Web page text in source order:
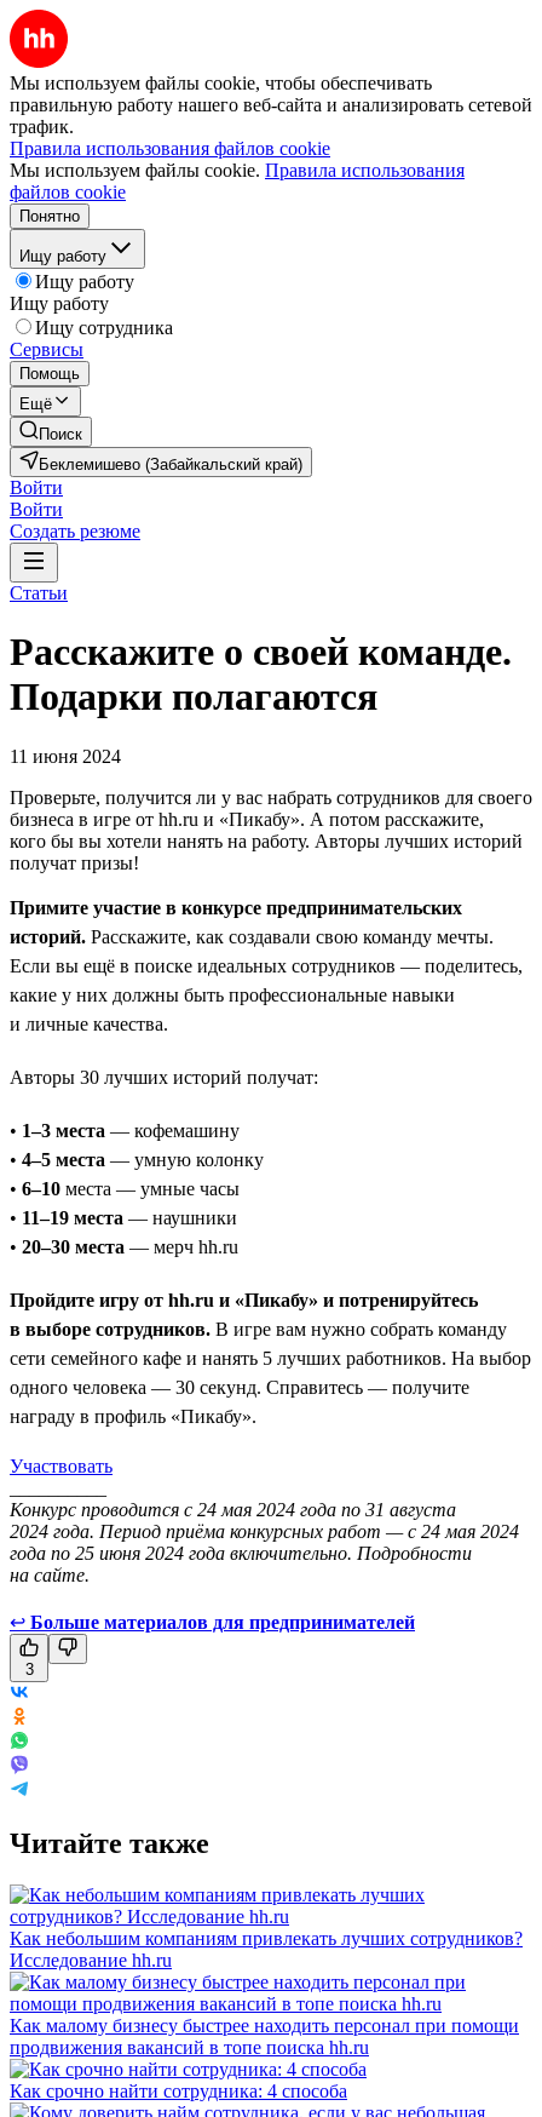
Мы используем файлы cookie, чтобы обеспечивать
правильную работу нашего веб-сайта и анализировать сетевой
трафик.
Правила использования файлов cookie
Мы используем файлы cookie. Правила использования
файлов cookie
Понятно
Ищу работу
Ищу работу
Ищу работу
Ищу сотрудника
Сервисы
Помощь
Ещё
Поиск
Беклемишево (Забайкальский край)
Войти
Войти
Создать резюме
Статьи
Расскажите о своей команде.
Подарки полагаются
11 июня 2024
Проверьте, получится ли у вас набрать сотрудников для своего
бизнеса в игре от hh.ru и «Пикабу». А потом расскажите,
кого бы вы хотели нанять на работу. Авторы лучших историй
получат призы!
Примите участие в конкурсе предпринимательских
историй. Расскажите, как создавали свою команду мечты.
Если вы ещё в поиске идеальных сотрудников — поделитесь,
какие у них должны быть профессиональные навыки
и личные качества.
Авторы 30 лучших историй получат:
• 1–3 места — кофемашину
• 4–5 места — умную колонку
• 6–10 места — умные часы
• 11–19 места — наушники
• 20–30 места — мерч hh.ru
Пройдите игру от hh.ru и «Пикабу» и потренируйтесь
в выборе сотрудников. В игре вам нужно собрать команду
сети семейного кафе и нанять 5 лучших работников. На выбор
одного человека — 30 секунд. Справитесь — получите
награду в профиль «Пикабу».
Участвовать
Конкурс проводится с 24 мая 2024 года по 31 августа
2024 года. Период приёма конкурсных работ — с 24 мая 2024
года по 25 июня 2024 года включительно. Подробности
на сайте.
↩ Больше материалов для предпринимателей
3
Читайте также
Как небольшим компаниям привлекать лучших сотрудников?
Исследование hh.ru
Как малому бизнесу быстрее находить персонал при помощи
продвижения вакансий в топе поиска hh.ru
Как срочно найти сотрудника: 4 способа